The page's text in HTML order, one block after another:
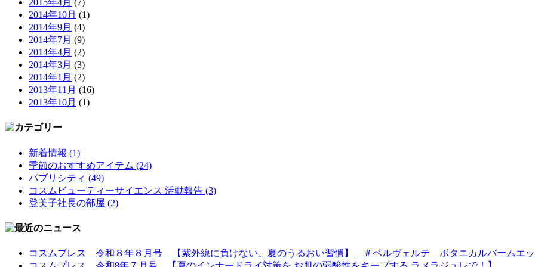
2015年4月 (7)
2014年10月 (1)
2014年9月 (4)
2014年7月 (9)
2014年4月 (2)
2014年3月 (3)
2014年1月 (2)
2013年11月 (16)
2013年10月 (1)
新着情報 (1)
季節のおすすめアイテム (24)
パブリシティ (49)
コスムビューティーサイエンス 活動報告 (3)
登美子社長の部屋 (2)
コスムプレス 令和８年８月号 【紫外線に負けない、夏のうるおい習慣】 ＃ベルヴェルテ ボタニカルバームエッ